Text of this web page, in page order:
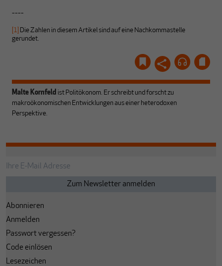
----
[1]
Die Zahlen in diesem Artikel sind auf eine Nachkommastelle
gerundet.
Malte Kornfeld ist Politökonom. Er schreibt und forscht zu
makroökonomischen Entwicklungen aus einer heterodoxen
Perspektive.
Abonnieren
Anmelden
Passwort vergessen?
Code einlösen
Lesezeichen